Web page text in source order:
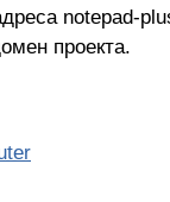
notepad-
проекта.